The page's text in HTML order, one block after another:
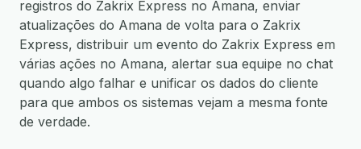
registros do Zakrix Express no Amana, enviar
atualizações do Amana de volta para o Zakrix
Express, distribuir um evento do Zakrix Express em
várias ações no Amana, alertar sua equipe no chat
quando algo falhar e unificar os dados do cliente
para que ambos os sistemas vejam a mesma fonte
de verdade.